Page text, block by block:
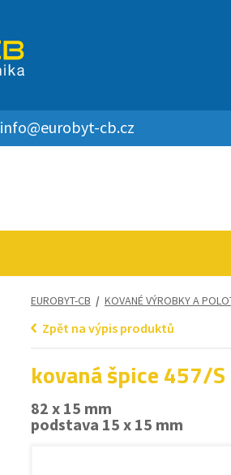
info@eurobyt-cb.cz
EUROBYT-CB / KOVANÉ VÝROBKY A
Zpět na výpis produktů
kovaná špice 457/S
82 x 15 mm
podstava 15 x 15 mm